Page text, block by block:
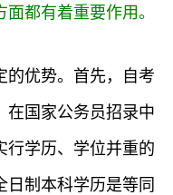
都有着重要作用。
的优势。首先，自考
在国家公务员招录中
行学历、学位并重的
制本科学历是等同